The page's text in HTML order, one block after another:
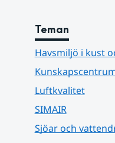
Teman
Havsmiljö i kust
Luftkvalitet
SIMAIR
Sjöar och